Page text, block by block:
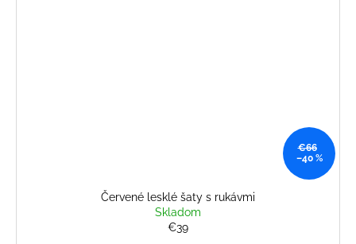
€66
–40 %
Červené lesklé šaty s rukávmi
Skladom
€39